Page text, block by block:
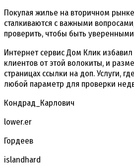
Покупая жилье на вторичном
сталкиваются с важными
проверить, чтобы быть уверенными
Интернет сервис Дом Клик
клиентов от этой волокиты, и
страницах ссылки на доп. Услуги,
любой параметр для проверки
Кондрад_Карлович
lower.er
Гордеев
islandhard